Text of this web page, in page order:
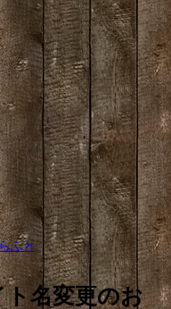
ふと
名変更のお